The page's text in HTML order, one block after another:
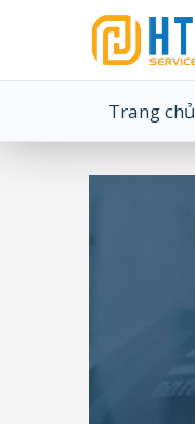
Trang chủ